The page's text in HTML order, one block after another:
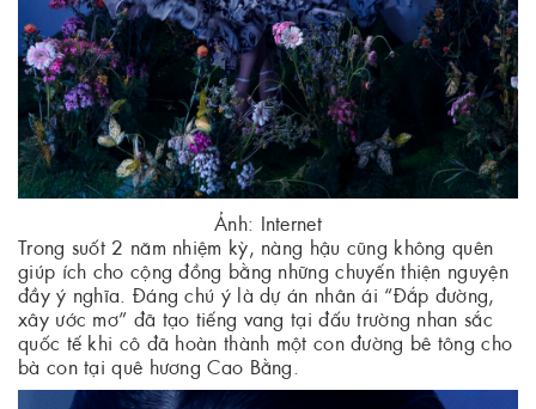
Ảnh: Internet
Trong suốt 2 năm nhiệm kỳ, nàng hậu cũng không quên
giúp ích cho cộng đồng bằng những chuyến thiện nguyện
đầy ý nghĩa. Đáng chú ý là dự án nhân ái “Đắp đường,
xây ước mơ” đã tạo tiếng vang tại đấu trường nhan sắc
quốc tế khi cô đã hoàn thành một con đường bê tông cho
bà con tại quê hương Cao Bằng.